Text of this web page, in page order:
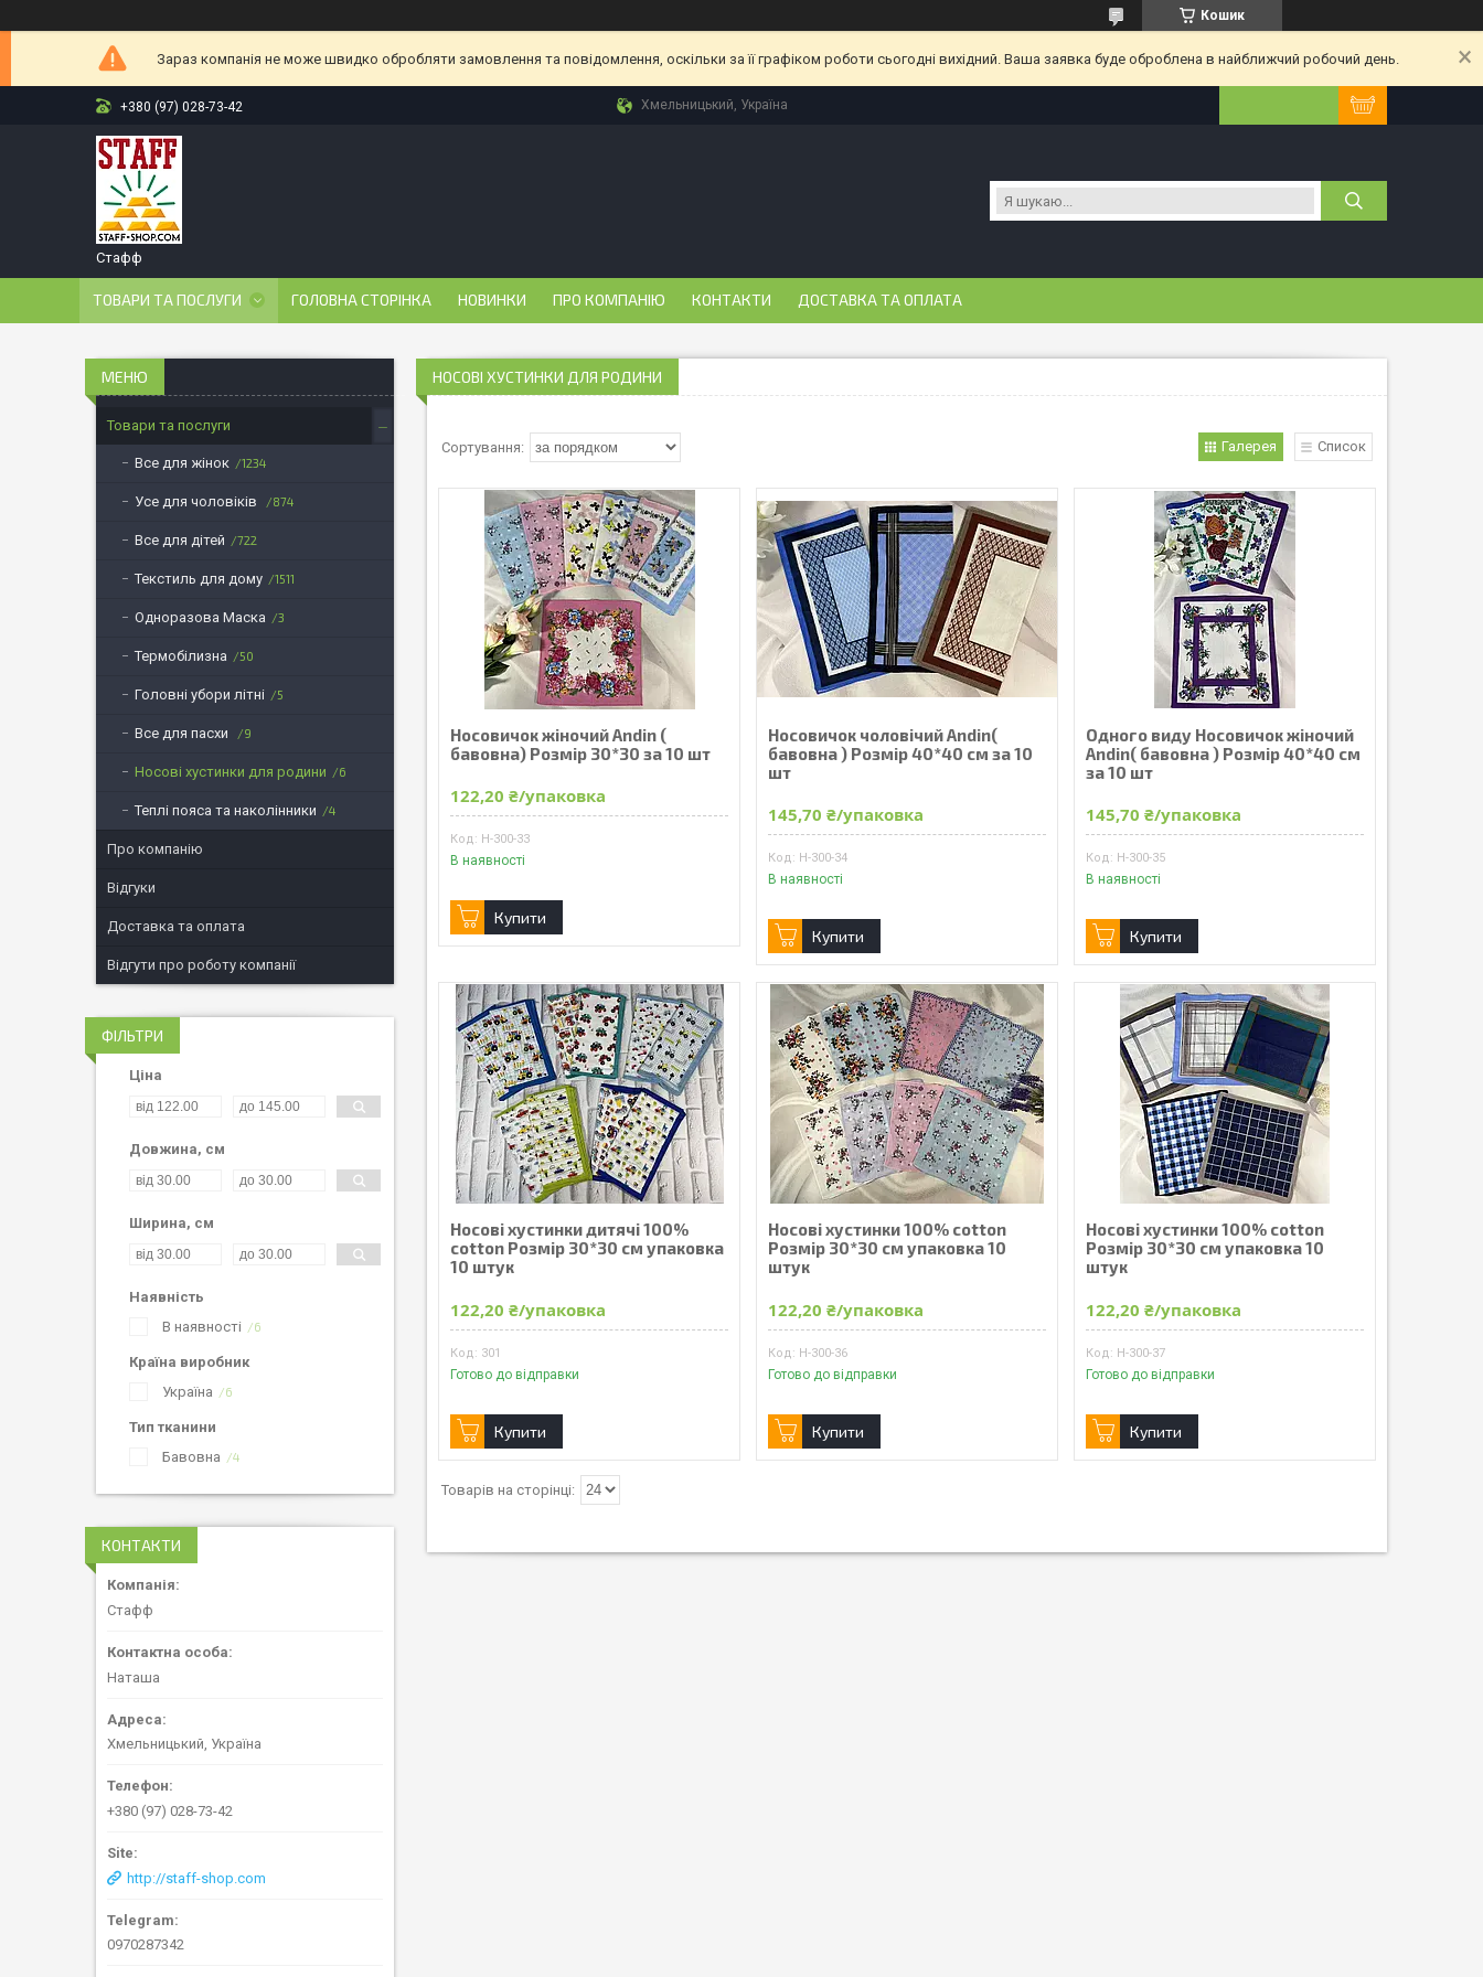
Кошик
Зараз компанія не може швидко обробляти замовлення та повідомлення, оскільки за її графіком роботи сьогодні вихідний. Ваша заявка буде оброблена в найближчий робочий день.
+380 (97) 028-73-42 Хмельницький, Україна
Стафф
ТОВАРИ ТА ПОСЛУГИ ГОЛОВНА СТОРІНКА НОВИНКИ ПРО КОМПАНІЮ КОНТАКТИ ДОСТАВКА ТА ОПЛАТА
НОСОВІ ХУСТИНКИ ДЛЯ РОДИНИ
Галерея Список
Носовичок жіночий Andin (
бавовна) Розмір 30*30 за 10 шт
122,20 ₴/упаковка
Н-300-33
В наявності
Купити
Носовичок чоловічий Andin(
бавовна ) Розмір 40*40 см за 10
шт
145,70 ₴/упаковка
Н-300-34
В наявності
Купити
Одного виду Носовичок жіночий
Andin( бавовна ) Розмір 40*40 см
за 10 шт
145,70 ₴/упаковка
Н-300-35
В наявності
Купити
Носові хустинки дитячі 100%
cotton Розмір 30*30 см упаковка
10 штук
122,20 ₴/упаковка
301
Готово до відправки
Купити
Носові хустинки 100% cotton
Розмір 30*30 см упаковка 10
штук
122,20 ₴/упаковка
Н-300-36
Готово до відправки
Купити
Носові хустинки 100% cotton
Розмір 30*30 см упаковка 10
штук
122,20 ₴/упаковка
Н-300-37
Готово до відправки
Купити
Товари та послуги
Все для жінок 1234
Усе для чоловіків 874
Все для дітей 722
Текстиль для дому 1511
Одноразова Маска 3
Термобілизна 50
Головні убори літні 5
Все для пасхи 9
Носові хустинки для родини 6
Теплі пояса та наколінники 4
Про компанію
Відгуки
Доставка та оплата
Відгути про роботу компанії
ФІЛЬТРИ
Ціна
Довжина, см
Ширина, см
Наявність
В наявності
6
Країна виробник
Україна
6
Тип тканини
Бавовна
4
КОНТАКТИ
Стафф
Наташа
Хмельницький, Україна
+380 (97) 028-73-42
http://staff-shop.com
0970287342